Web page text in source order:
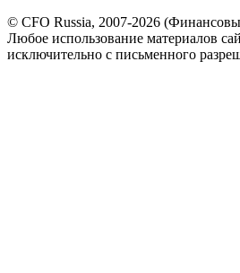
© CFO Russia, 2007-2026
Любое использование материалов
исключительно с письменного